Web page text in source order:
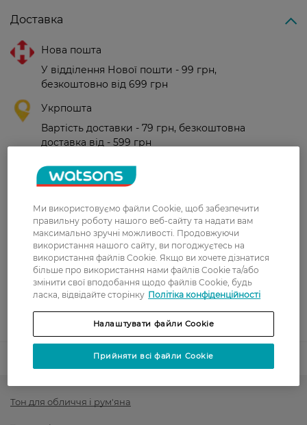
Доставка
Нова пошта
У відділення Нової пошти - 99 грн,
безкоштовно від 699 грн
Укрпошта
Вартість доставки - 79 грн, безкоштовна
доставка від - 599 грн
Забрати сьогодні в магазині Watsons
Вартість доставки - 0 грн
Показати більше
Оплата
Оплата карткою
Післяоплата
Показати більше
Тон для обличчя і рум'яна
Ми використовуємо файли Cookie, щоб забезпечити
правильну роботу нашого веб-сайту та надати вам
максимально зручні можливості. Продовжуючи
використання нашого сайту, ви погоджуєтесь на
використання файлів Cookie. Якщо ви хочете дізнатися
більше про використання нами файлів Cookie та/або
змінити свої вподобання щодо файлів Cookie, будь
ласка, відвідайте сторінку Політіка конфіденційності
Налаштувати файли Cookie
Прийняти всі файли Cookie